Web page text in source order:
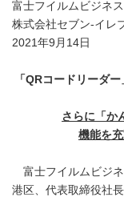
富士フイルムビジネ
株式会社セブン‐イレ
2021年9月14日
「 QRコードリーダー
さらに「か
機能を
富士フイルムビジ
港区、代表取締役社